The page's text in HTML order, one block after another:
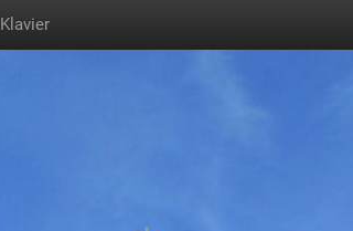
Klavier